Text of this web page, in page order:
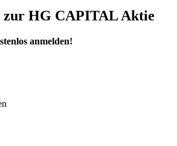
zur HG CAPITAL Aktie
anmelden!